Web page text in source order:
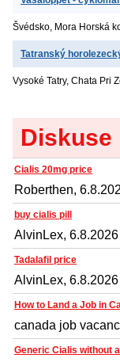
Švédsko, Mora Horská
Tatranský
Vysoké Tatry, Chata Pri
Diskuse
Cialis 20mg price
Roberthen,
buy cialis pill
AlvinLex,
Tadalafil price
AlvinLex,
How to Land a Job in
canada job
Generic Cialis without